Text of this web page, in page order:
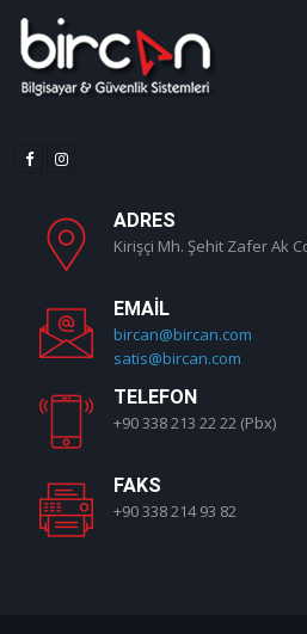
ADRES
Kirişçi Mh. Şehit Zafer Ak
EMAIL
bircan@bircan.com
satis@bircan.com
TELEFON
+90 338 213 22 22 (Pbx)
FAKS
+90 338 214 93 82